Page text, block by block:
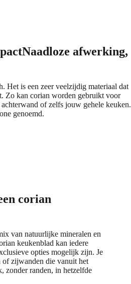
Naadloze afwerking,
Het is een zeer veelzijdig materiaal dat
Zo kan corian worden gebruikt voor
of zelfs jouw gehele keuken.
genoemd.
corian
van natuurlijke mineralen en
keukenblad kan iedere
opties mogelijk zijn. Je
of zijwanden die vanuit het
zonder randen, in hetzelfde